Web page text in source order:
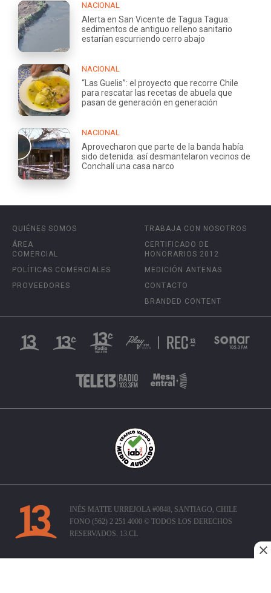
NACIONAL
Alerta en San Vicente de Tagua Tagua:
sedimentos de antiguo relleno sanitario
estarían escurriendo cerro abajo
NACIONAL
“Las Guelis”: el proyecto que recorre Chile
para rescatar las recetas de abuela que
pasan de generación en generación
NACIONAL
Aprovecharon que parte de la banda había
sido detenida: así desmantelaron vecinos de
Conchalí una casa narco
QUIÉNES SOMOS
ÁREA
COMERCIAL
POLÍTICAS COMERCIALES
PROVEEDORES
TRABAJA CON NOSOTROS
CERTIFICADO DE
HONORARIOS 2012
MEDICIÓN ANTENAS
CONTACTO
BRANDED CONTENT
INÉS MATTE URREJOLA #0848, SANTIAGO, CHILE
FONO (562) 2 251 4000 © TODOS LOS DERECHOS
RESERVADOS. 13.CL